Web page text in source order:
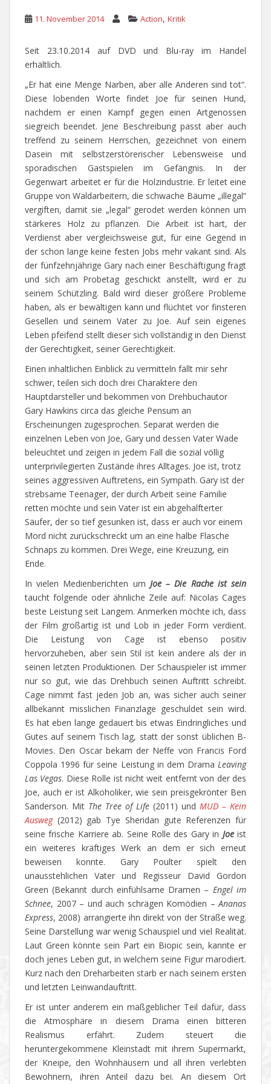
11. November 2014 Action, Kritik
Seit 23.10.2014 auf DVD und Blu-ray im Handel
erhältlich.
„Er hat eine Menge Narben, aber alle Anderen sind tot“.
Diese lobenden Worte findet Joe für seinen Hund,
nachdem er einen Kampf gegen einen Artgenossen
siegreich beendet. Jene Beschreibung passt aber auch
treffend zu seinem Herrschen, gezeichnet von einem
Dasein mit selbstzerstörerischer Lebensweise und
sporadischen Gastspielen im Gefängnis. In der
Gegenwart arbeitet er für die Holzindustrie. Er leitet eine
Gruppe von Waldarbeitern, die schwache Bäume „illegal“
vergiften, damit sie „legal“ gerodet werden können um
stärkeres Holz zu pflanzen. Die Arbeit ist hart, der
Verdienst aber vergleichsweise gut, für eine Gegend in
der schon lange keine festen Jobs mehr vakant sind. Als
der fünfzehnjährige Gary nach einer Beschäftigung fragt
und sich am Probetag geschickt anstellt, wird er zu
seinem Schützling. Bald wird dieser größere Probleme
haben, als er bewältigen kann und flüchtet vor finsteren
Gesellen und seinem Vater zu Joe. Auf sein eigenes
Leben pfeifend stellt dieser sich vollständig in den Dienst
der Gerechtigkeit, seiner Gerechtigkeit.
Einen inhaltlichen Einblick zu vermitteln fällt mir sehr
schwer, teilen sich doch drei Charaktere den
Hauptdarsteller und bekommen von Drehbuchautor
Gary Hawkins circa das gleiche Pensum an
Erscheinungen zugesprochen. Separat werden die
einzelnen Leben von Joe, Gary und dessen Vater Wade
beleuchtet und zeigen in jedem Fall die sozial völlig
unterprivilegierten Zustände ihres Alltages. Joe ist, trotz
seines aggressiven Auftretens, ein Sympath. Gary ist der
strebsame Teenager, der durch Arbeit seine Familie
retten möchte und sein Vater ist ein abgehalfterter
Säufer, der so tief gesunken ist, dass er auch vor einem
Mord nicht zurückschreckt um an eine halbe Flasche
Schnaps zu kommen. Drei Wege, eine Kreuzung, ein
Ende.
In vielen Medienberichten um Joe – Die Rache ist sein
taucht folgende oder ähnliche Zeile auf: Nicolas Cages
beste Leistung seit Langem. Anmerken möchte ich, dass
der Film großartig ist und Lob in jeder Form verdient.
Die Leistung von Cage ist ebenso positiv
hervorzuheben, aber sein Stil ist kein andere als der in
seinen letzten Produktionen. Der Schauspieler ist immer
nur so gut, wie das Drehbuch seinen Auftritt schreibt.
Cage nimmt fast jeden Job an, was sicher auch seiner
allbekannt misslichen Finanzlage geschuldet sein wird.
Es hat eben lange gedauert bis etwas Eindringliches und
Gutes auf seinem Tisch lag, statt der sonst üblichen B-
Movies. Den Oscar bekam der Neffe von Francis Ford
Coppola 1996 für seine Leistung in dem Drama Leaving
Las Vegas. Diese Rolle ist nicht weit entfernt von der des
Joe, auch er ist Alkoholiker, wie sein preisgekrönter Ben
Sanderson. Mit The Tree of Life (2011) und MUD – Kein
Ausweg(2012) gab Tye Sheridan gute Referenzen für
seine frische Karriere ab. Seine Rolle des Gary in Joeist
ein weiteres kräftiges Werk an dem er sich erneut
beweisen konnte. Gary Poulter spielt den
unausstehlichen Vater und Regisseur David Gordon
Green (Bekannt durch einfühlsame Dramen – Engel im
Schnee, 2007 – und auch schrägen Komödien –Ananas
Express, 2008) arrangierte ihn direkt von der Straße weg.
Seine Darstellung war wenig Schauspiel und viel Realität.
Laut Green könnte sein Part ein Biopic sein, kannte er
doch jenes Leben gut, in welchem seine Figur marodiert.
Kurz nach den Dreharbeiten starb er nach seinem ersten
und letzten Leinwandauftritt.
Er ist unter anderem ein maßgeblicher Teil dafür, dass
die Atmosphäre in diesem Drama einen bitteren
Realismus erfährt. Zudem steuert die
heruntergekommene Kleinstadt mit ihrem Supermarkt,
der Kneipe, den Wohnhäusern und all ihren verlebten
Bewohnern, ihren Anteil dazu bei. An diesem Ort